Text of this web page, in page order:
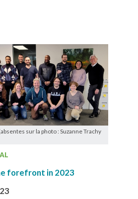
sur la photo : Suzanne Trachy
forefront in 2023